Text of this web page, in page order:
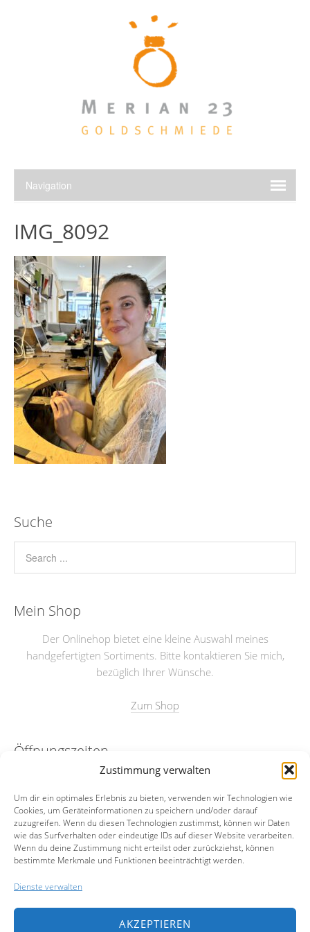
Zustimmung verwalten
Um dir ein optimales Erlebnis zu bieten, verwenden wir Technologien wie
Cookies, um Geräteinformationen zu speichern und/oder darauf
zuzugreifen. Wenn du diesen Technologien zustimmst, können wir Daten
wie das Surfverhalten oder eindeutige IDs auf dieser Website verarbeiten.
Wenn du deine Zustimmung nicht erteilst oder zurückziehst, können
bestimmte Merkmale und Funktionen beeinträchtigt werden.
Dienste verwalten
AKZEPTIEREN
IMG_8092
Suche
Mein Shop
Der Onlinehop bietet eine kleine Auswahl meines
handgefertigten Sortiments. Bitte kontaktieren Sie mich,
bezüglich Ihrer Wünsche.
Zum Shop
Öffnungszeiten
Kontakt
Email: info@merian23.de
Facebook
Instagram